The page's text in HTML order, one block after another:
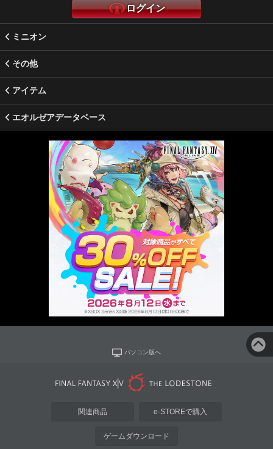
ログイン
ミニオン
その他
アイテム
エオルゼアデータベース
パソコン版へ
関連商品 e-STOREで購入
ゲームダウンロード